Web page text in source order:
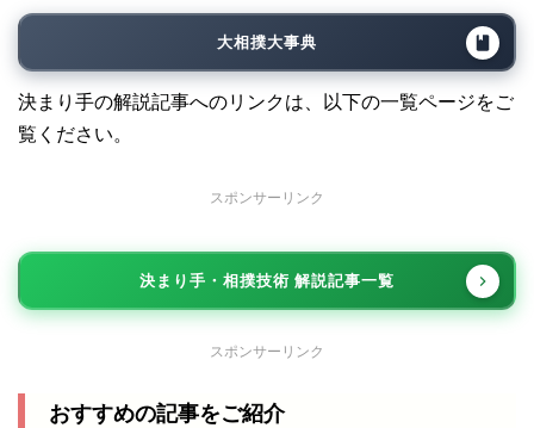
大相撲大事典
決まり手の解説記事へのリンクは、以下の一覧ページをご
覧ください。
スポンサーリンク
決まり手・相撲技術 解説記事一覧
スポンサーリンク
おすすめの記事をご紹介